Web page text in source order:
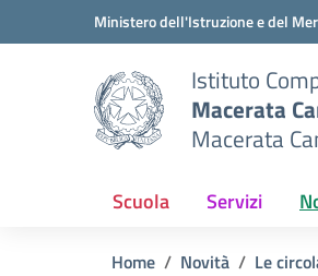
Vai ai contenuti
Vai al menu di navigazioneMinistero dell'Istruzione e del
Istituto
Macerata
Macerata
Scuola Servizi
Home Novità Le